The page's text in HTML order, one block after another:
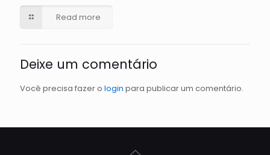
Read more
Deixe um comentário
Você precisa fazer o login para publicar um comentário.